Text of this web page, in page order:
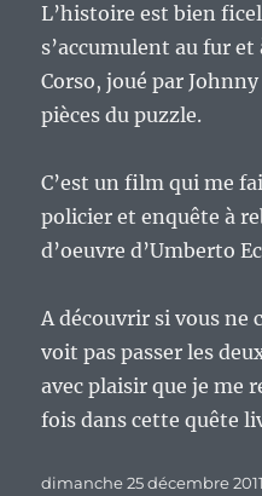
L’histoire est bien
s’accumulent au fur et
Corso, joué par
pièces du puzzle.
C’est un film qui me
policier et enquête à
d’oeuvre d’Umberto
A découvrir si vous ne
voit pas passer les
avec plaisir que je me
fois dans cette quête
Publié
dimanche 25 décembre 2011